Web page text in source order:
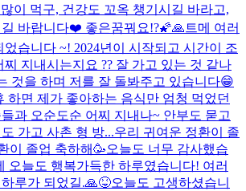
이 먹구, 건강도 꼬옥 챙기시길 바라고,
바랍니다❤️ 좋은꿈꿔요!?🌠🙏 트메 여러
습니다 ~! 2024년이 시작되고 시간이 조
지내시는지요 ?? 잘 가고 있는 것 같나
것을 하며 저를 잘 돌봐주고 있습니다😁
하면 제가 좋아하는 음식만 엄청 먹었던
과 오순도순 어찌 지내나~ 안부도 묻고
가고 사촌 형 방...우리 귀여운 정환이 졸
이 졸업 축하해🥳오늘도 너무 감사했습
오늘도 행복가득한 하루였습니다! 여러
루가 되었길.🙏😝오늘도 고생하셨습니